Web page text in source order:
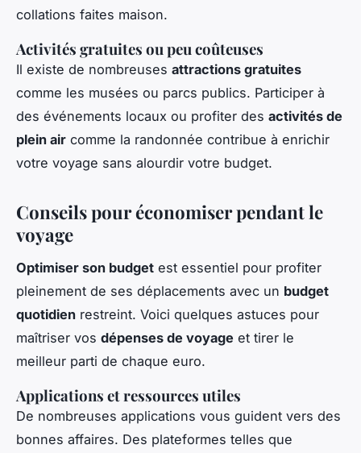
collations faites maison.
Activités gratuites ou peu coûteuses
Il existe de nombreuses attractions gratuites
comme les musées ou parcs publics. Participer à
des événements locaux ou profiter des activités de
plein air comme la randonnée contribue à enrichir
votre voyage sans alourdir votre budget.
Conseils pour économiser pendant le
voyage
Optimiser son budget est essentiel pour profiter
pleinement de ses déplacements avec un budget
quotidien restreint. Voici quelques astuces pour
maîtriser vos dépenses de voyage et tirer le
meilleur parti de chaque euro.
Applications et ressources utiles
De nombreuses applications vous guident vers des
bonnes affaires. Des plateformes telles que